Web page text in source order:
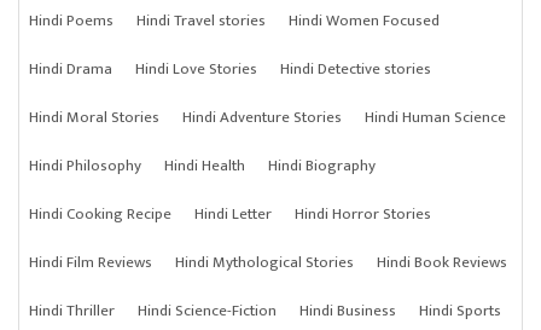
Hindi Poems
Hindi Travel stories
Hindi Women Focused
Hindi Drama
Hindi Love Stories
Hindi Detective stories
Hindi Moral Stories
Hindi Adventure Stories
Hindi Human Science
Hindi Philosophy
Hindi Health
Hindi Biography
Hindi Cooking Recipe
Hindi Letter
Hindi Horror Stories
Hindi Film Reviews
Hindi Mythological Stories
Hindi Book Reviews
Hindi Thriller
Hindi Science-Fiction Hindi Business
Hindi Sports